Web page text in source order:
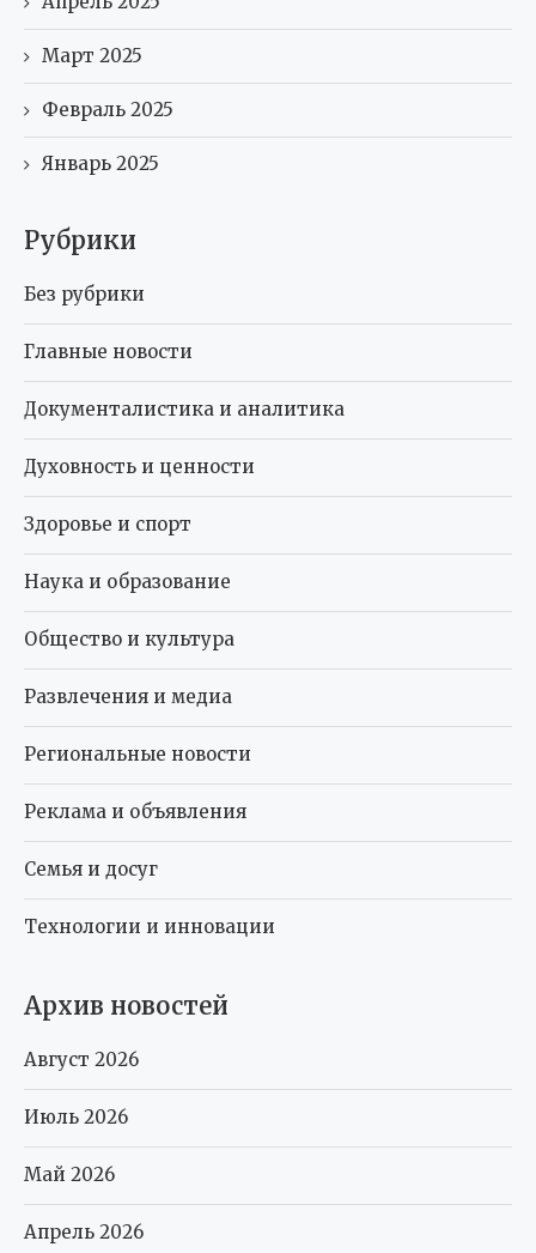
Март 2025
Февраль 2025
Январь 2025
Рубрики
Без рубрики
Главные новости
Документалистика и аналитика
Духовность и ценности
Здоровье и спорт
Наука и образование
Общество и культура
Развлечения и медиа
Региональные новости
Реклама и объявления
Семья и досуг
Технологии и инновации
Архив новостей
Август 2026
Июль 2026
Май 2026
Апрель 2026